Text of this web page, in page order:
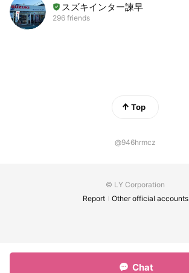
スズキインター諫早
296 friends
Top
@946hrmcz
© LY Corporation
Report
Other official accounts
Chat